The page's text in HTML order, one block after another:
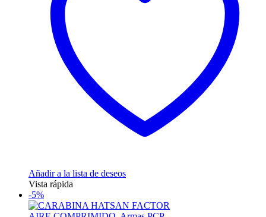
Añadir a la lista de deseos
Vista rápida
-5%